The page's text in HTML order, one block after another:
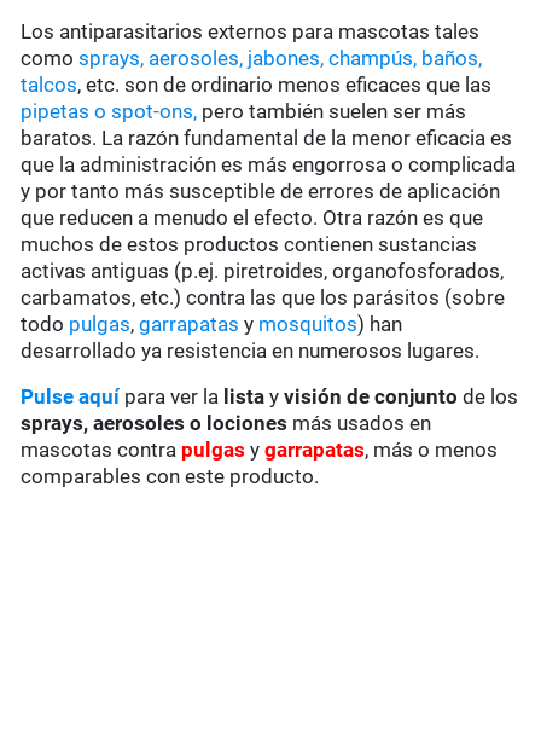
Los antiparasitarios externos para mascotas tales
comosprays, aerosoles, jabones, champús, baños,
talcos, etc. son de ordinario menos eficaces que las
pipetas o spot-ons, pero también suelen ser más
baratos. La razón fundamental de la menor eficacia es
que la administración es más engorrosa o complicada
y por tanto más susceptible de errores de aplicación
que reducen a menudo el efecto. Otra razón es que
muchos de estos productos contienen sustancias
activas antiguas (p.ej. piretroides, organofosforados,
carbamatos, etc.) contra las que los parásitos (sobre
todo pulgas,garrapatas y mosquitos) han
desarrollado ya resistencia en numerosos lugares.
Pulse aquípara ver la lista yvisión de conjunto de los
sprays, aerosoles o lociones más usados en
mascotas contra pulgas ygarrapatas, más o menos
comparables con este producto.